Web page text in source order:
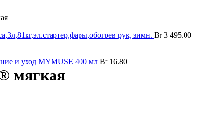
рук, зимн. Br3 495.00
и уход MYMUSE 400 мл Br16.80
мягкая